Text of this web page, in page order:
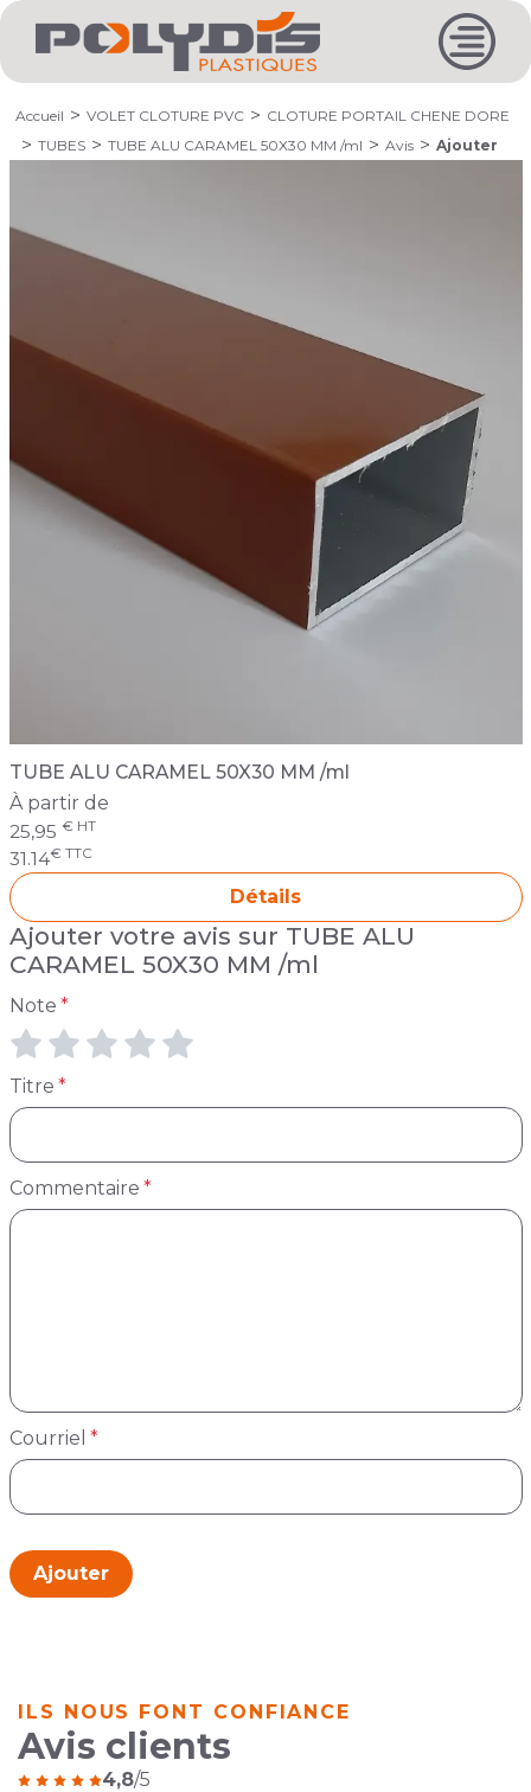
Accueil VOLET CLOTURE PVC
CLOTURE PORTAIL CHENE DORE
TUBES
TUBE ALU CARAMEL 50X30 MM /ml Avis Ajouter
TUBE ALU CARAMEL 50X30 MM /ml
À partir de
25,95 € HT
31.14€ TTC
Détails
Ajouter votre avis sur TUBE ALU
CARAMEL 50X30 MM /ml
Formulaire d'avis produit
Note
Titre
Commentaire
Courriel
Ajouter
ILS NOUS FONT CONFIANCE
Avis clients
4,8/5